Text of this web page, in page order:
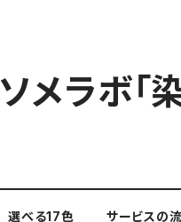
ソメラボ「
選べる17色 サービスの